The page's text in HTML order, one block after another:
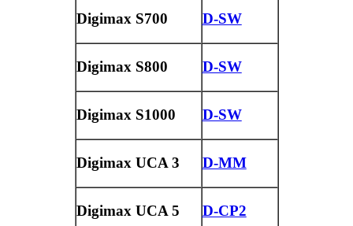
Digimax S700 D-SW
Digimax S800 D-SW
Digimax S1000 D-SW
Digimax UCA 3 D-MM
Digimax UCA 5 D-CP2